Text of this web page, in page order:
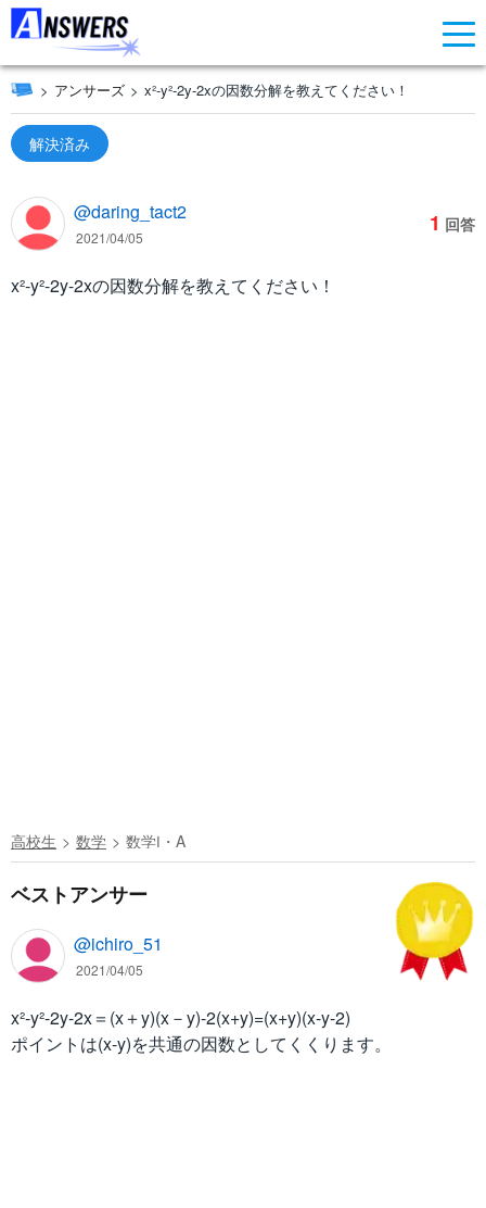
アンサーズ x²-y²-2y-2xの因数分解を教えてください！
解決済み
@daring_tact2
2021/04/05
1 回答
x²-y²-2y-2xの因数分解を教えてください！
高校生 数学 数学Ⅰ・A
ベストアンサー
@ichiro_51
2021/04/05
x²-y²-2y-2x＝(x＋y)(x－y)-2(x+y)=(x+y)(x-y-2)
ポイントは(x-y)を共通の因数としてくくります。